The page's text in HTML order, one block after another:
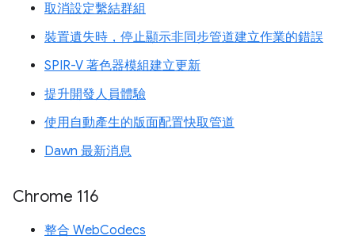
取消設定繫結群組
裝置遺失時，停止顯示非同步管道建立作業的錯誤
SPIR-V 著色器模組建立更新
提升開發人員體驗
使用自動產生的版面配置快取管道
Dawn 最新消息
Chrome 116
整合 WebCodecs